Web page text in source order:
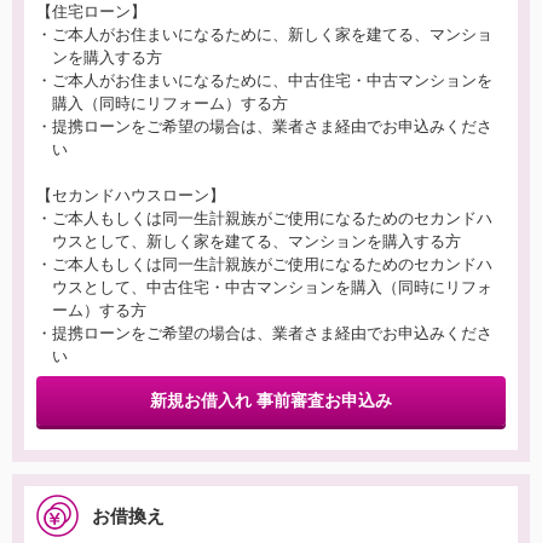
【住宅ローン】
・ご本人がお住まいになるために、新しく家を建てる、マンショ
ンを購入する方
・ご本人がお住まいになるために、中古住宅・中古マンションを
購入（同時にリフォーム）する方
・提携ローンをご希望の場合は、業者さま経由でお申込みくださ
い
【セカンドハウスローン】
・ご本人もしくは同一生計親族がご使用になるためのセカンドハ
ウスとして、新しく家を建てる、マンションを購入する方
・ご本人もしくは同一生計親族がご使用になるためのセカンドハ
ウスとして、中古住宅・中古マンションを購入（同時にリフォ
ーム）する方
・提携ローンをご希望の場合は、業者さま経由でお申込みくださ
い
新規お借入れ 事前審査お申込み
お借換え